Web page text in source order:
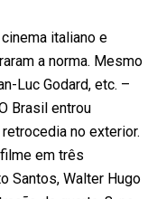
italiano e
a norma. Mesmo
Luc Godard, etc. –
Brasil entrou
no exterior.
em três
Santos, Walter Hugo